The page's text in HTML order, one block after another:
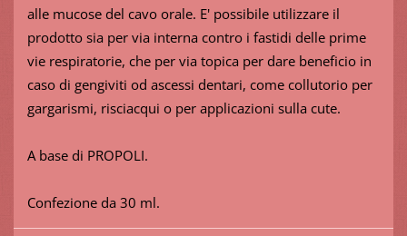
alle mucose del cavo orale. E' possibile utilizzare il
prodotto sia per via interna contro i fastidi delle prime
vie respiratorie, che per via topica per dare beneficio in
caso di gengiviti od ascessi dentari, come collutorio per
gargarismi, risciacqui o per applicazioni sulla cute.
A base di PROPOLI.
Confezione da 30 ml.